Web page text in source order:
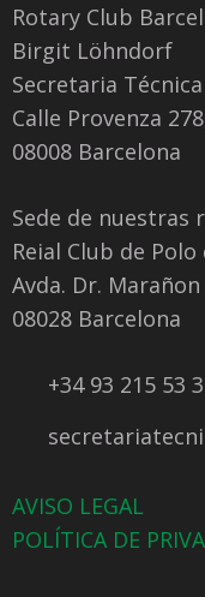
Rotary Club
Birgit Löhndorf
Secretaria Técnica
Calle Provenza
08008 Barcelona
Sede de nuestras
Reial Club de
Avda. Dr. Marañon
08028 Barcelona
+34 93 215 53
AVISO LEGAL
POLÍTICA DE